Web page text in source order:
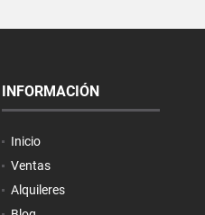
INFORMACIÓN
Inicio
Ventas
Alquileres